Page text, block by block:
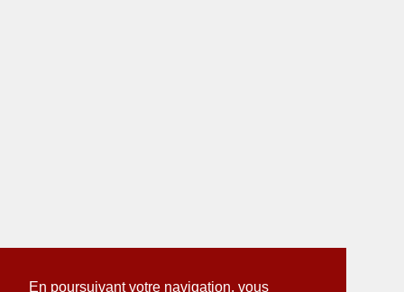
En poursuivant votre navigation, vous